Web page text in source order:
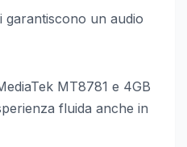
garantiscono un audio
MT8781 e 4GB
fluida anche in